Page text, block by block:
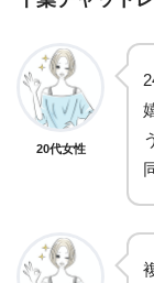
20代女性